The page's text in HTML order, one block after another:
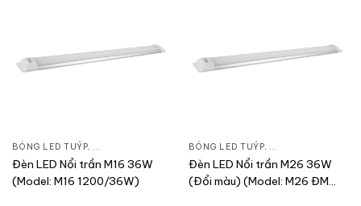
BÓNG LED TUÝP, ĐÈN CHIẾU SÁNG THIẾT BỊ CHIẾU SÁNG
Đèn LED Nổi trần M16 36W
(Model: M16 1200/36W)
BÓNG LED TUÝP, ĐÈN CHIẾU SÁNG
Đèn LED Nổi trần M26 36W
(Đổi màu) (Model: M26 ĐM